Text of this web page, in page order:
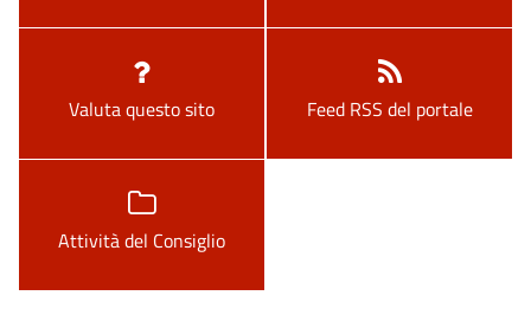
Valuta questo sito Feed RSS del portale
Attività del Consiglio